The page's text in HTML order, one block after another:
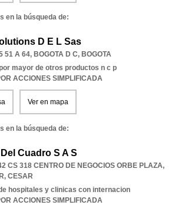
en la búsqueda de:
D E L Sas
51 A 64, BOGOTA D C, BOGOTA
mayor de otros productos n c p
ACCIONES SIMPLIFICADA
Ver en mapa
en la búsqueda de:
Cuadro S A S
CS 318 CENTRO DE NEGOCIOS ORBE PLAZA,
, CESAR
hospitales y clinicas con internacion
ACCIONES SIMPLIFICADA